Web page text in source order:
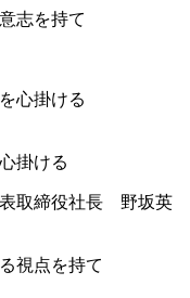
志を持て
掛ける
取締役社長 野坂英